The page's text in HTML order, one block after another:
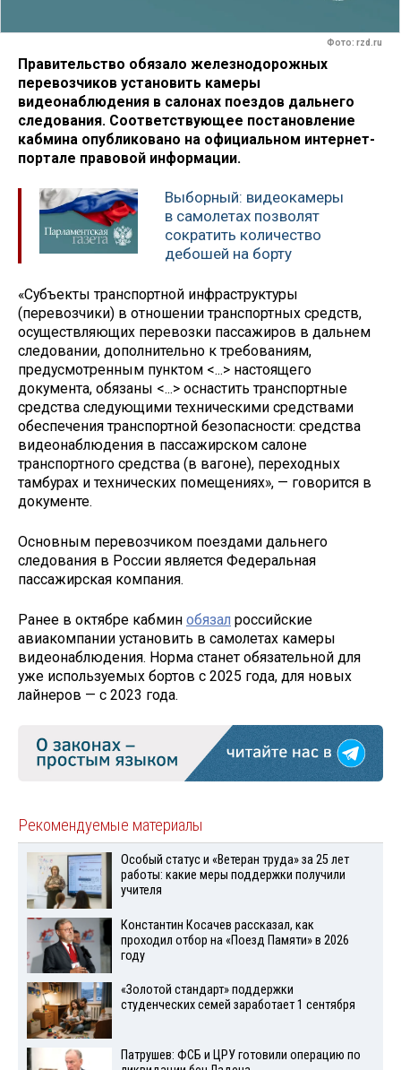
Фото: rzd.ru
Правительство обязало железнодорожных
перевозчиков установить камеры
видеонаблюдения в салонах поездов дальнего
следования. Соответствующее постановление
кабмина опубликовано на официальном интернет-
портале правовой информации.
Выборный: видеокамеры
в самолетах позволят
сократить количество
дебошей на борту
«Субъекты транспортной инфраструктуры
(перевозчики) в отношении транспортных средств,
осуществляющих перевозки пассажиров в дальнем
следовании, дополнительно к требованиям,
предусмотренным пунктом <...> настоящего
документа, обязаны <...> оснастить транспортные
средства следующими техническими средствами
обеспечения транспортной безопасности: средства
видеонаблюдения в пассажирском салоне
транспортного средства (в вагоне), переходных
тамбурах и технических помещениях», — говорится в
документе.
Основным перевозчиком поездами дальнего
следования в России является Федеральная
пассажирская компания.
Ранее в октябре кабмин обязал российские
авиакомпании установить в самолетах камеры
видеонаблюдения. Норма станет обязательной для
уже используемых бортов с 2025 года, для новых
лайнеров — с 2023 года.
Рекомендуемые материалы
Особый статус и «Ветеран труда» за 25 лет
работы: какие меры поддержки получили
учителя
Константин Косачев рассказал, как
проходил отбор на «Поезд Памяти» в 2026
году
«Золотой стандарт» поддержки
студенческих семей заработает 1 сентября
Патрушев: ФСБ и ЦРУ готовили операцию по